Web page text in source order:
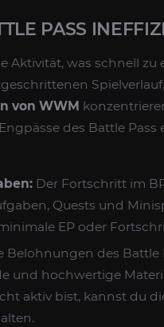
PASS
Aktivität, was schnell
von WWM
des Battle Pass
Der Fortschritt im
Quests und
EP oder
Belohnungen des Battle
und hochwertige
aktiv bist, kannst du